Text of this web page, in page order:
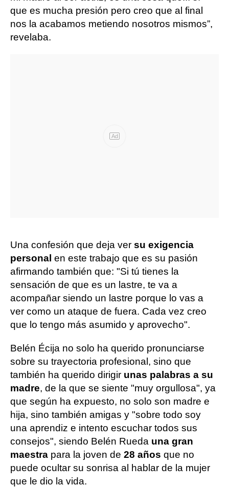
que es mucha presión pero creo que al final
nos la acabamos metiendo nosotros mismos”,
revelaba.
Ad
Una confesión que deja ver su exigencia
personal en este trabajo que es su pasión
afirmando también que: "Si tú tienes la
sensación de que es un lastre, te va a
acompañar siendo un lastre porque lo vas a
ver como un ataque de fuera. Cada vez creo
que lo tengo más asumido y aprovecho".
Belén Écija no solo ha querido pronunciarse
sobre su trayectoria profesional, sino que
también ha querido dirigir unas palabras a su
madre, de la que se siente "muy orgullosa", ya
que según ha expuesto, no solo son madre e
hija, sino también amigas y "sobre todo soy
una aprendiz e intento escuchar todos sus
consejos", siendo Belén Rueda una gran
maestra para la joven de 28 años que no
puede ocultar su sonrisa al hablar de la mujer
que le dio la vida.